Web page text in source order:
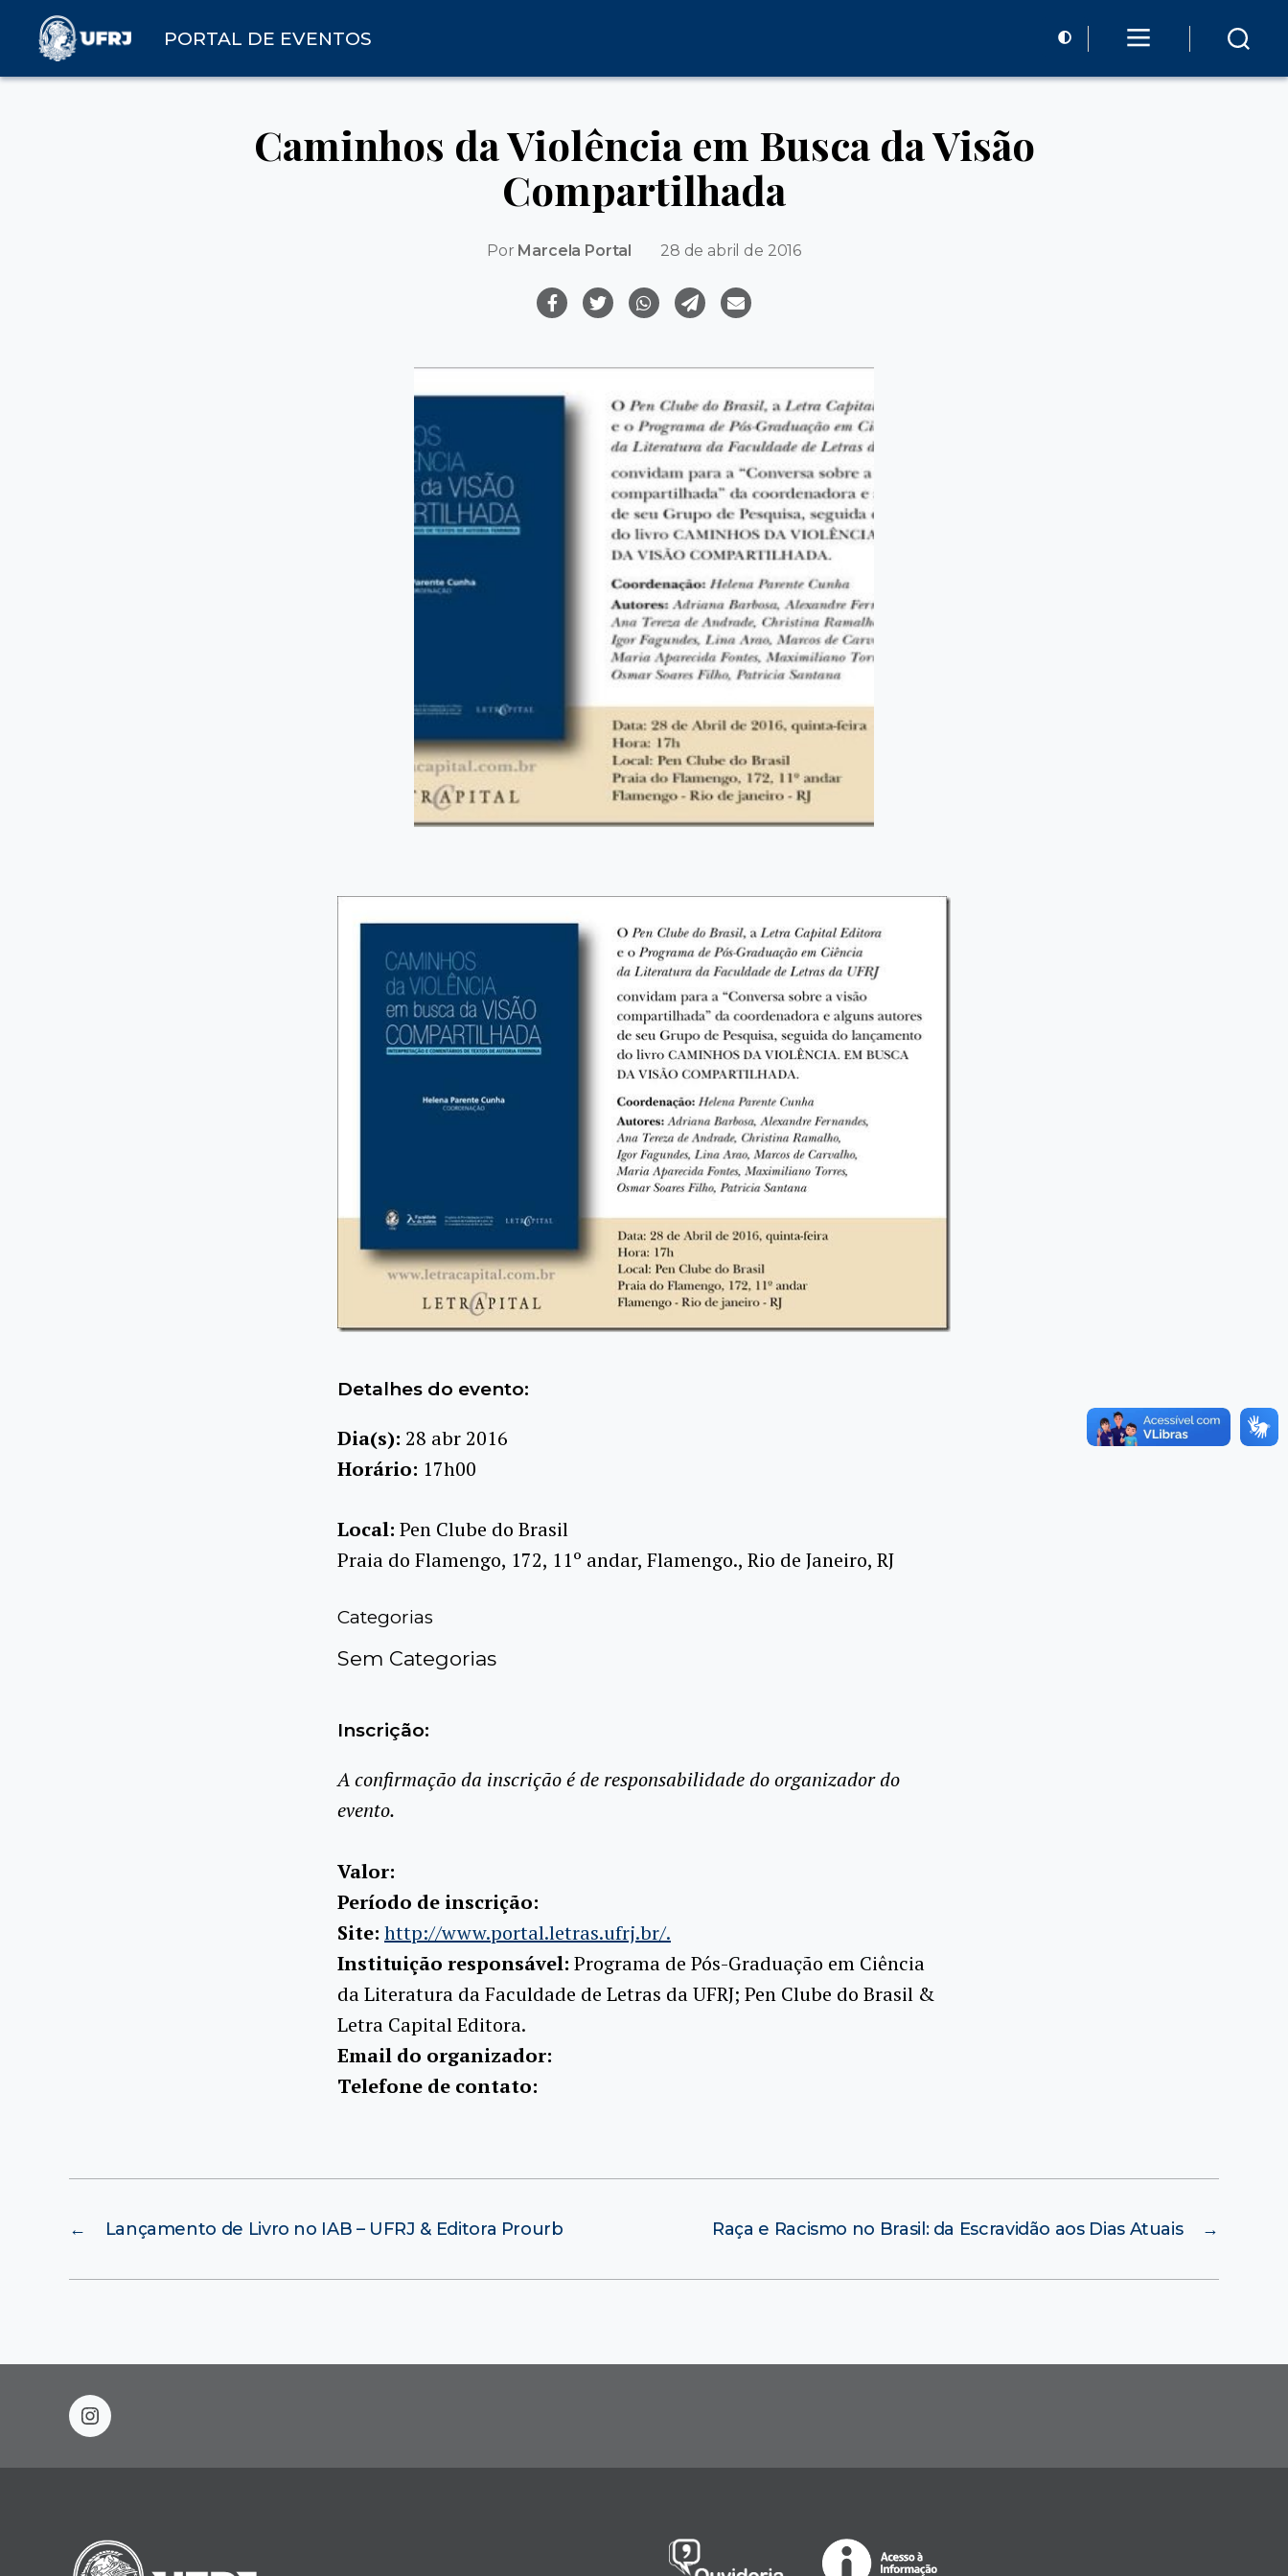
PORTAL DE EVENTOS
Caminhos da Violência em Busca da Visão
Compartilhada
Por Marcela Portal 28 de abril de 2016
Detalhes do evento:
Dia(s): 28 abr 2016
Horário: 17h00
Local: Pen Clube do Brasil
Praia do Flamengo, 172, 11º andar, Flamengo., Rio de Janeiro, RJ
Categorias
Sem Categorias
Inscrição:
A confirmação da inscrição é de responsabilidade do organizador do
evento.
Valor:
Período de inscrição:
Site: http://www.portal.letras.ufrj.br/.
Instituição responsável: Programa de Pós-Graduação em Ciência
da Literatura da Faculdade de Letras da UFRJ; Pen Clube do Brasil &
Letra Capital Editora.
Email do organizador:
Telefone de contato:
← Lançamento de Livro no IAB – UFRJ & Editora Prourb →
Raça e Racismo no Brasil: da Escravidão aos Dias Atuais
instagram